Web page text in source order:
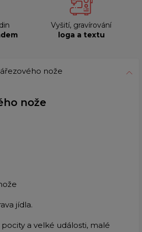
Vyšití, gravírování
loga a textu
nože
nože
jídla.
a velké události, malé